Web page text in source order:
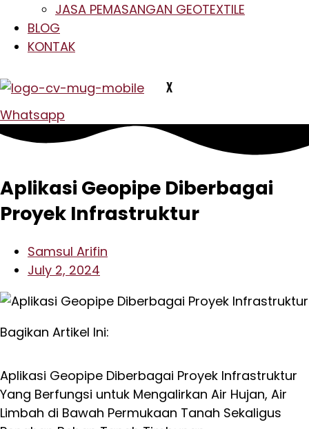
JASA PEMASANGAN GEOTEXTILE
BLOG
KONTAK
X
Whatsapp
Aplikasi Geopipe Diberbagai
Proyek Infrastruktur
Samsul Arifin
July 2, 2024
Bagikan Artikel Ini:
Aplikasi Geopipe Diberbagai Proyek Infrastruktur
Yang Berfungsi untuk Mengalirkan Air Hujan, Air
Limbah di Bawah Permukaan Tanah Sekaligus